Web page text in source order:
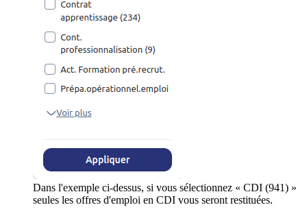
Dans l'exemple ci-dessus, si vous sélectionnez « CDI (941) »
seules les offres d'emploi en CDI vous seront restituées.